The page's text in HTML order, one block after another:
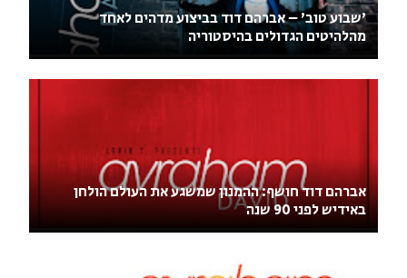
'שבוע טוב' – אברהם דוד בביצוע מדהים לאחד
מהלהיטים הגדולים בהיסטוריה
אברהם דוד חושף: ההמנון שמשגע את העולם הולחן
באידיש לפני 90 שנה